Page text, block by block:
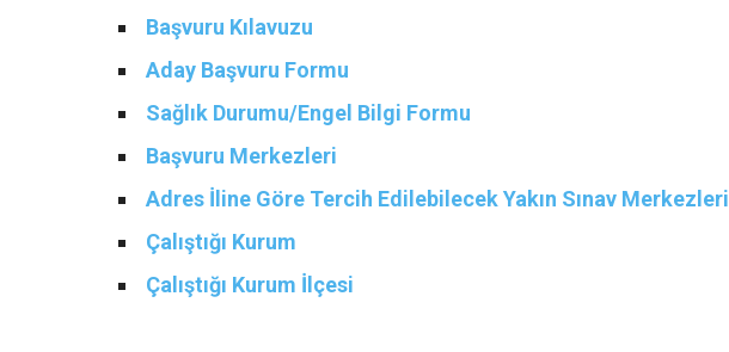
Başvuru Kılavuzu
Aday Başvuru Formu
Sağlık Durumu/Engel Bilgi Formu
Başvuru Merkezleri
Adres İline Göre Tercih Edilebilecek Yakın Sınav Merkezleri
Çalıştığı Kurum
Çalıştığı Kurum İlçesi